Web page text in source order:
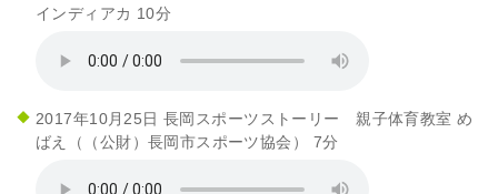
インディアカ 10分
2017年10月25日 長岡スポーツストーリー 親子体育教室 め
ばえ（（公財）長岡市スポーツ協会） 7分